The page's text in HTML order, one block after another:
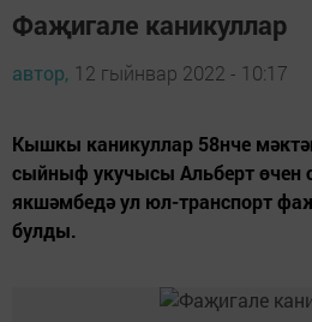
Фаҗигале каникуллар
автор, 12 гыйнвар 2022 - 10:17
Кышкы каникуллар 58нче
сыйныф укучысы Альберт өчен
якшәмбедә ул юл-транспорт
булды.